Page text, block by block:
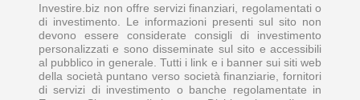
Investire.biz non offre servizi finanziari, regolamentati o
di investimento. Le informazioni presenti sul sito non
devono essere considerate consigli di investimento
personalizzati e sono disseminate sul sito e accessibili
al pubblico in generale. Tutti i link e i banner sui siti web
della società puntano verso società finanziarie, fornitori
di servizi di investimento o banche regolamentate in